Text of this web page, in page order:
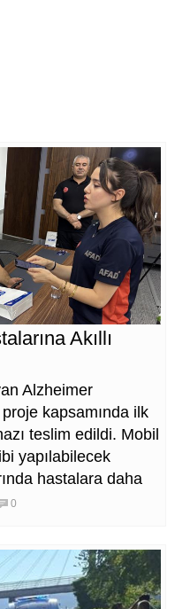
Akıllı
Alzheimer
kapsamında ilk
teslim edildi. Mobil
yapılabilecek
hastalara daha
hedefleniyor.
0